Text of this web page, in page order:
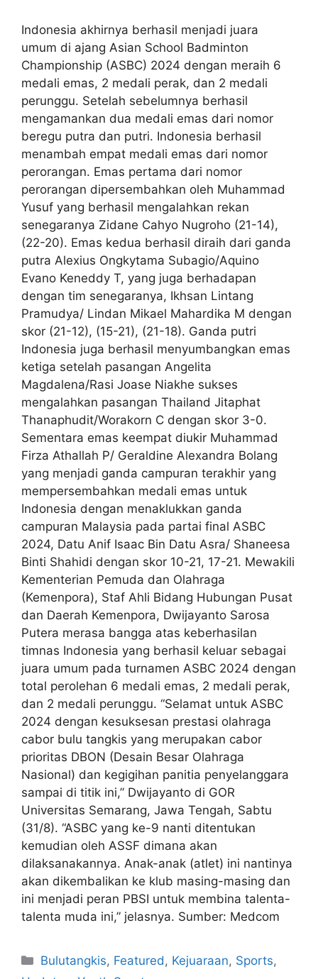
Indonesia akhirnya berhasil menjadi juara
umum di ajang Asian School Badminton
Championship (ASBC) 2024 dengan meraih 6
medali emas, 2 medali perak, dan 2 medali
perunggu. Setelah sebelumnya berhasil
mengamankan dua medali emas dari nomor
beregu putra dan putri. Indonesia berhasil
menambah empat medali emas dari nomor
perorangan. Emas pertama dari nomor
perorangan dipersembahkan oleh Muhammad
Yusuf yang berhasil mengalahkan rekan
senegaranya Zidane Cahyo Nugroho (21-14),
(22-20). Emas kedua berhasil diraih dari ganda
putra Alexius Ongkytama Subagio/Aquino
Evano Keneddy T, yang juga berhadapan
dengan tim senegaranya, Ikhsan Lintang
Pramudya/ Lindan Mikael Mahardika M dengan
skor (21-12), (15-21), (21-18). Ganda putri
Indonesia juga berhasil menyumbangkan emas
ketiga setelah pasangan Angelita
Magdalena/Rasi Joase Niakhe sukses
mengalahkan pasangan Thailand Jitaphat
Thanaphudit/Worakorn C dengan skor 3-0.
Sementara emas keempat diukir Muhammad
Firza Athallah P/ Geraldine Alexandra Bolang
yang menjadi ganda campuran terakhir yang
mempersembahkan medali emas untuk
Indonesia dengan menaklukkan ganda
campuran Malaysia pada partai final ASBC
2024, Datu Anif Isaac Bin Datu Asra/ Shaneesa
Binti Shahidi dengan skor 10-21, 17-21. Mewakili
Kementerian Pemuda dan Olahraga
(Kemenpora), Staf Ahli Bidang Hubungan Pusat
dan Daerah Kemenpora, Dwijayanto Sarosa
Putera merasa bangga atas keberhasilan
timnas Indonesia yang berhasil keluar sebagai
juara umum pada turnamen ASBC 2024 dengan
total perolehan 6 medali emas, 2 medali perak,
dan 2 medali perunggu. “Selamat untuk ASBC
2024 dengan kesuksesan prestasi olahraga
cabor bulu tangkis yang merupakan cabor
prioritas DBON (Desain Besar Olahraga
Nasional) dan kegigihan panitia penyelanggara
sampai di titik ini,” Dwijayanto di GOR
Universitas Semarang, Jawa Tengah, Sabtu
(31/8). “ASBC yang ke-9 nanti ditentukan
kemudian oleh ASSF dimana akan
dilaksanakannya. Anak-anak (atlet) ini nantinya
akan dikembalikan ke klub masing-masing dan
ini menjadi peran PBSI untuk membina talenta-
talenta muda ini,” jelasnya. Sumber: Medcom
Bulutangkis, Featured , Kejuaraan, Sports,